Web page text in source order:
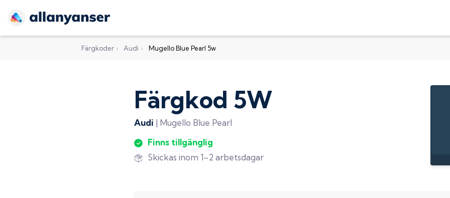
Färgkoder › Audi › Mugello Blue Pearl 5w
Färgkod 5W
Audi | Mugello Blue Pearl
Finns tillgänglig
Skickas inom 1-2 arbetsdagar